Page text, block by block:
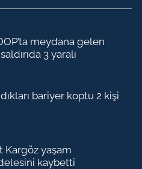
meydana gelen
3 yaralı
bariyer koptu 2 kişi
Kargöz yaşam
kaybetti